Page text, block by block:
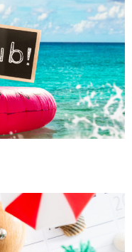
© Michael Bihlmayer